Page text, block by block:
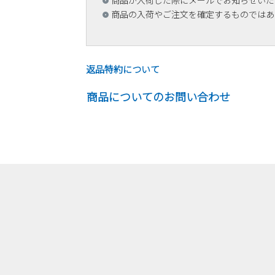
商品の入荷やご注文を確定するものではあ
返品特約について
商品についてのお問い合わせ